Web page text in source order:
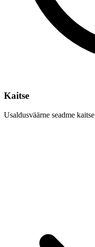
Kaitse
Usaldusväärne seadme kaitse